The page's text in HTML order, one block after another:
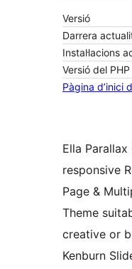
Versió
Darrera
Instal·lacions
Versió del PHP
Pàgina d’inici
Ella
responsive
Page &
Theme
creative or
Kenburn